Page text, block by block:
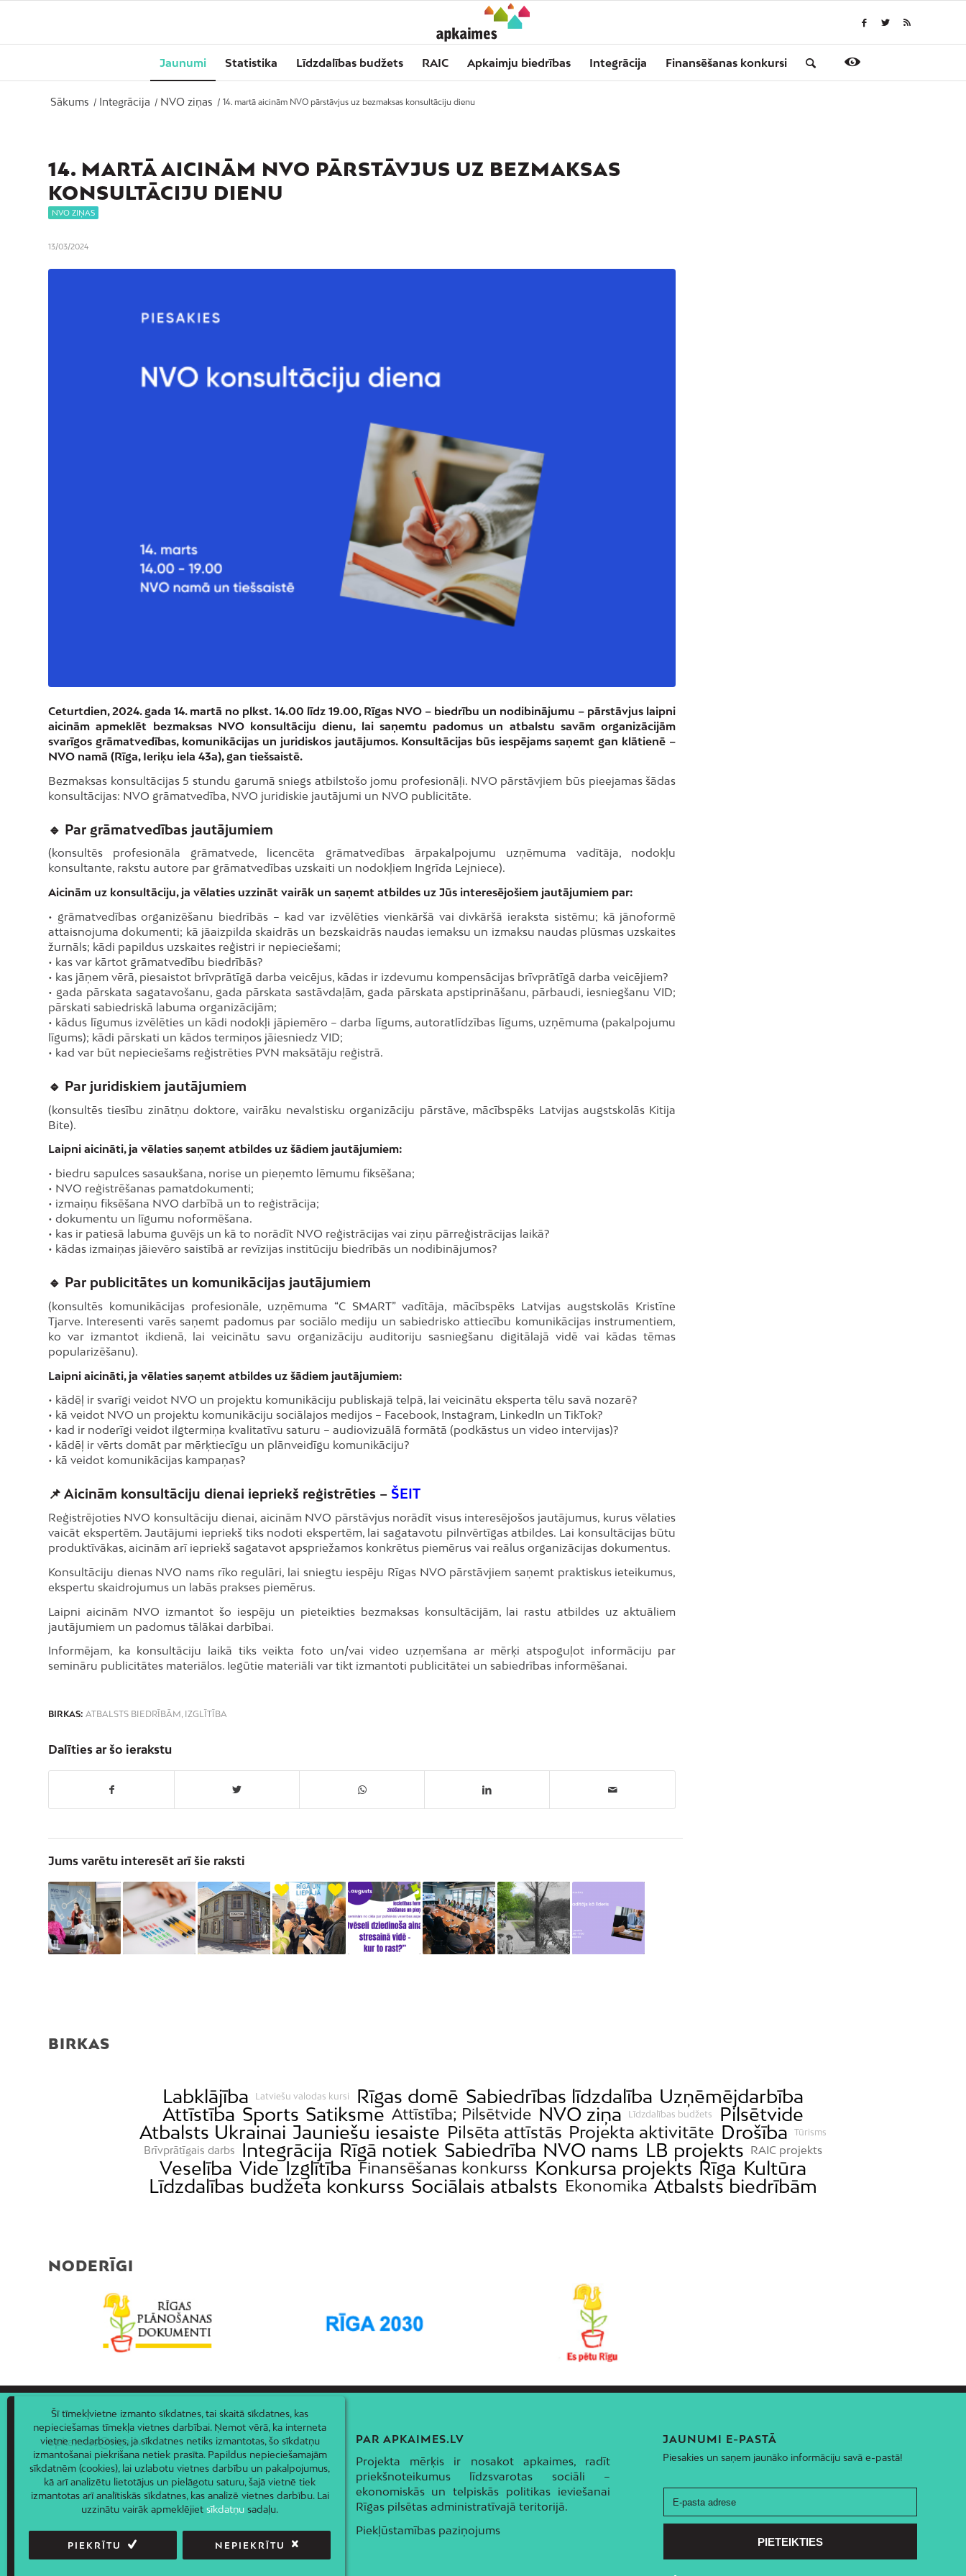
Jaunumi Statistika Līdzdalības budžets RAIC Apkaimju biedrības Integrācija Finansēšanas konkursi
Sākums / Integrācija / NVO ziņas / 14. martā aicinām NVO pārstāvjus uz bezmaksas konsultāciju dienu
14. MARTĀ AICINĀM NVO PĀRSTĀVJUS UZ BEZMAKSAS
KONSULTĀCIJU DIENU
NVO ZIŅAS
13/03/2024
Ceturtdien, 2024. gada 14. martā no plkst. 14.00 līdz 19.00, Rīgas NVO – biedrību un nodibinājumu – pārstāvjus laipni
aicinām apmeklēt bezmaksas NVO konsultāciju dienu, lai saņemtu padomus un atbalstu savām organizācijām
svarīgos grāmatvedības, komunikācijas un juridiskos jautājumos. Konsultācijas būs iespējams saņemt gan klātienē –
NVO namā (Rīga, Ieriķu iela 43a), gan tiešsaistē.
Bezmaksas konsultācijas 5 stundu garumā sniegs atbilstošo jomu profesionāļi. NVO pārstāvjiem būs pieejamas šādas
konsultācijas: NVO grāmatvedība, NVO juridiskie jautājumi un NVO publicitāte.
🔹 Par grāmatvedības jautājumiem
(konsultēs profesionāla grāmatvede, licencēta grāmatvedības ārpakalpojumu uzņēmuma vadītāja, nodokļu
konsultante, rakstu autore par grāmatvedības uzskaiti un nodokļiem Ingrīda Lejniece).
Aicinām uz konsultāciju, ja vēlaties uzzināt vairāk un saņemt atbildes uz Jūs interesējošiem jautājumiem par:
• grāmatvedības organizēšanu biedrībās – kad var izvēlēties vienkāršā vai divkāršā ieraksta sistēmu; kā jānoformē
attaisnojuma dokumenti; kā jāaizpilda skaidrās un bezskaidrās naudas iemaksu un izmaksu naudas plūsmas uzskaites
žurnāls; kādi papildus uzskaites reģistri ir nepieciešami;
• kas var kārtot grāmatvedību biedrībās?
• kas jāņem vērā, piesaistot brīvprātīgā darba veicējus, kādas ir izdevumu kompensācijas brīvprātīgā darba veicējiem?
• gada pārskata sagatavošanu, gada pārskata sastāvdaļām, gada pārskata apstiprināšanu, pārbaudi, iesniegšanu VID;
pārskati sabiedriskā labuma organizācijām;
• kādus līgumus izvēlēties un kādi nodokļi jāpiemēro – darba līgums, autoratlīdzības līgums, uzņēmuma (pakalpojumu
līgums); kādi pārskati un kādos termiņos jāiesniedz VID;
• kad var būt nepieciešams reģistrēties PVN maksātāju reģistrā.
🔹 Par juridiskiem jautājumiem
(konsultēs tiesību zinātņu doktore, vairāku nevalstisku organizāciju pārstāve, mācībspēks Latvijas augstskolās Kitija
Bite).
Laipni aicināti, ja vēlaties saņemt atbildes uz šādiem jautājumiem:
• biedru sapulces sasaukšana, norise un pieņemto lēmumu fiksēšana;
• NVO reģistrēšanas pamatdokumenti;
• izmaiņu fiksēšana NVO darbībā un to reģistrācija;
• dokumentu un līgumu noformēšana.
• kas ir patiesā labuma guvējs un kā to norādīt NVO reģistrācijas vai ziņu pārreģistrācijas laikā?
• kādas izmaiņas jāievēro saistībā ar revīzijas institūciju biedrībās un nodibinājumos?
🔹 Par publicitātes un komunikācijas jautājumiem
(konsultēs komunikācijas profesionāle, uzņēmuma “C SMART” vadītāja, mācībspēks Latvijas augstskolās Kristīne
Tjarve. Interesenti varēs saņemt padomus par sociālo mediju un sabiedrisko attiecību komunikācijas instrumentiem,
ko var izmantot ikdienā, lai veicinātu savu organizāciju auditoriju sasniegšanu digitālajā vidē vai kādas tēmas
popularizēšanu).
Laipni aicināti, ja vēlaties saņemt atbildes uz šādiem jautājumiem:
• kādēļ ir svarīgi veidot NVO un projektu komunikāciju publiskajā telpā, lai veicinātu eksperta tēlu savā nozarē?
• kā veidot NVO un projektu komunikāciju sociālajos medijos – Facebook, Instagram, LinkedIn un TikTok?
• kad ir noderīgi veidot ilgtermiņa kvalitatīvu saturu – audiovizuālā formātā (podkāstus un video intervijas)?
• kādēļ ir vērts domāt par mērķtiecīgu un plānveidīgu komunikāciju?
• kā veidot komunikācijas kampaņas?
📌 Aicinām konsultāciju dienai iepriekš reģistrēties – ŠEIT
Reģistrējoties NVO konsultāciju dienai, aicinām NVO pārstāvjus norādīt visus interesējošos jautājumus, kurus vēlaties
vaicāt ekspertēm. Jautājumi iepriekš tiks nodoti ekspertēm, lai sagatavotu pilnvērtīgas atbildes. Lai konsultācijas būtu
produktīvākas, aicinām arī iepriekš sagatavot apspriežamos konkrētus piemērus vai reālus organizācijas dokumentus.
Konsultāciju dienas NVO nams rīko regulāri, lai sniegtu iespēju Rīgas NVO pārstāvjiem saņemt praktiskus ieteikumus,
ekspertu skaidrojumus un labās prakses piemērus.
Laipni aicinām NVO izmantot šo iespēju un pieteikties bezmaksas konsultācijām, lai rastu atbildes uz aktuāliem
jautājumiem un padomus tālākai darbībai.
Informējam, ka konsultāciju laikā tiks veikta foto un/vai video uzņemšana ar mērķi atspoguļot informāciju par
semināru publicitātes materiālos. Iegūtie materiāli var tikt izmantoti publicitātei un sabiedrības informēšanai.
BIRKAS: ATBALSTS BIEDRĪBĀM , IZGLĪTĪBA
Dalīties ar šo ierakstu
Jums varētu interesēt arī šie raksti
BIRKAS
Labklājība Latviešu valodas kursi Rīgas domē Sabiedrības līdzdalība Uzņēmējdarbība
Attīstība Sports Satiksme Attīstība; Pilsētvide NVO ziņa Līdzdalības budžets
Pilsētvide
Atbalsts Ukrainai Jauniešu iesaiste Pilsēta attīstās Projekta aktivitāte Drošība Tūrisms
Brīvprātīgais darbs Integrācija Rīgā notiek Sabiedrība NVO nams LB projekts RAIC projekts
Veselība Vide Izglītība Finansēšanas konkurss Konkursa projekts Rīga Kultūra
Līdzdalības budžeta konkurss Sociālais atbalsts Ekonomika Atbalsts biedrībām
NODERĪGI
apkaimes@riga.lv PAR APKAIMES.LV
Projekta mērķis ir nosakot apkaimes, radīt
priekšnoteikumus līdzsvarotas sociāli –
ekonomiskās un telpiskās politikas ieviešanai
Rīgas pilsētas administratīvajā teritorijā.
Piekļūstamības paziņojums
JAUNUMI E-PASTĀ
Piesakies un saņem jaunāko informāciju savā e-pastā!
Šī tīmekļvietne izmanto sīkdatnes, tai skaitā sīkdatnes, kas
nepieciešamas tīmekļa vietnes darbībai. Ņemot vērā, ka interneta
vietne nedarbosies, ja sīkdatnes netiks izmantotas, šo sīkdatņu
izmantošanai piekrišana netiek prasīta. Papildus nepieciešamajām
sīkdatnēm (cookies), lai uzlabotu vietnes darbību un pakalpojumus,
kā arī analizētu lietotājus un pielāgotu saturu, šajā vietnē tiek
izmantotas arī analītiskās sīkdatnes, kas analizē vietnes darbību. Lai
uzzinātu vairāk apmeklējietsīkdatņu sadaļu.
PIEKRĪTU NEPIEKRĪTU